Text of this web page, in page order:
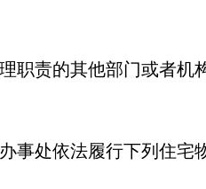
职责的其他部门或者机
事处依法履行下列住宅